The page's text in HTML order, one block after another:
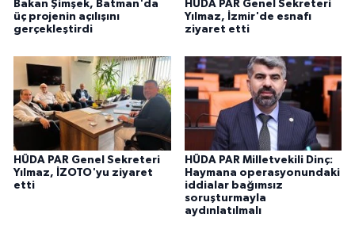
Bakan Şimşek, Batman'da
üç projenin açılışını
gerçekleştirdi
HÜDA PAR Genel Sekreteri
Yılmaz, İzmir'de esnafı
ziyaret etti
HÜDA PAR Genel Sekreteri
Yılmaz, İZOTO'yu ziyaret
etti
HÜDA PAR Milletvekili Dinç:
Haymana operasyonundaki
iddialar bağımsız
soruşturmayla
aydınlatılmalı